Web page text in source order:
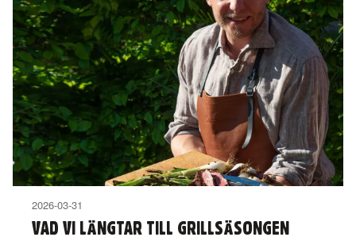
2026-03-31
VAD VI LÄNGTAR TILL GRILLSÄSONGEN